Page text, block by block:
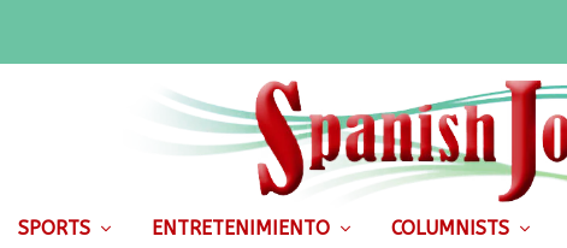
SPORTS ENTRETENIMIENTO COLUMNISTS